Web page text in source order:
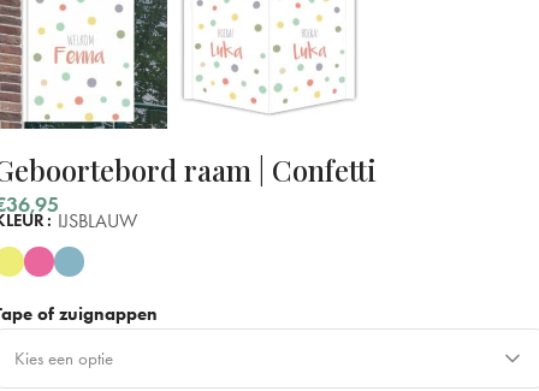
raam | Confetti
36,95
IJSBLAUW
of zuignappen
Kies een optie